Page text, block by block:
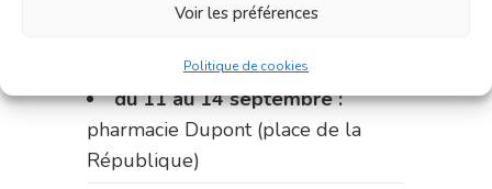
Voir les préférences
Politique de cookies
pharmacie Carnus (rue Marcellin-
du 11 au 14 septembre :
pharmacie Dupont (place de la
République)